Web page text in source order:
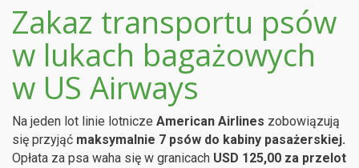
Zakaz transportu psów
w lukach bagażowych
w US Airways
Na jeden lot linie lotnicze American Airlines zobowiązują
się przyjąć maksymalnie 7 psów do kabiny pasażerskiej.
Opłata za psa waha się w granicach USD 125,00 za przelot